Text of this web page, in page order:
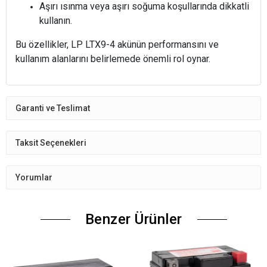
Aşırı ısınma veya aşırı soğuma koşullarında dikkatli
kullanın.
Bu özellikler, LP LTX9-4 akünün performansını ve
kullanım alanlarını belirlemede önemli rol oynar.
Garanti ve Teslimat
Taksit Seçenekleri
Yorumlar
Benzer Ürünler